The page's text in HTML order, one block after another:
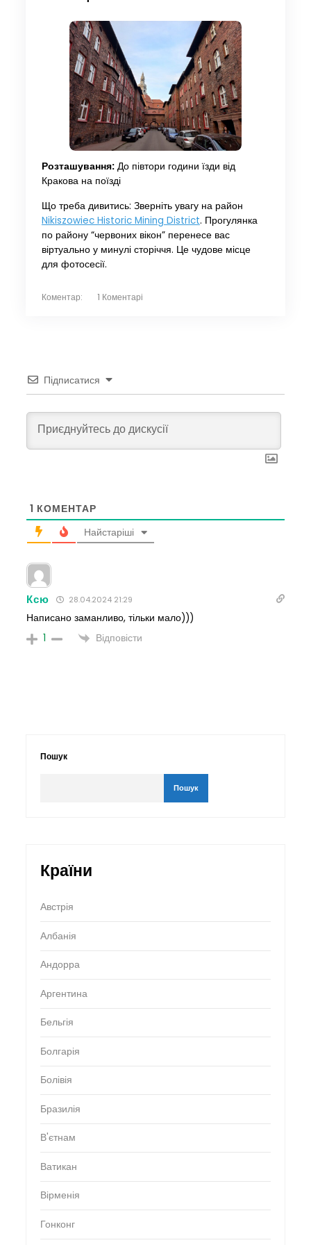
Розташування:До півтори години їзди від
Кракова на поїзді
Що треба дивитись: Зверніть увагу на район
Nikiszowiec Historic Mining District. Прогулянка
по району “червоних вікон” перенесе вас
віртуально у минулі сторіччя. Це чудове місце
для фотосесії.
Коментар: 1 Коментарі
Підписатися
1 КОМЕНТАР
Найстаріші
Ксю 28.04.2024 21:29
Написано заманливо, тільки мало)))
1 Відповісти
Пошук
Пошук
Країни
Австрія
Албанія
Андорра
Аргентина
Бельгія
Болгарія
Болівія
Бразилія
В'єтнам
Ватикан
Вірменія
Гонконг